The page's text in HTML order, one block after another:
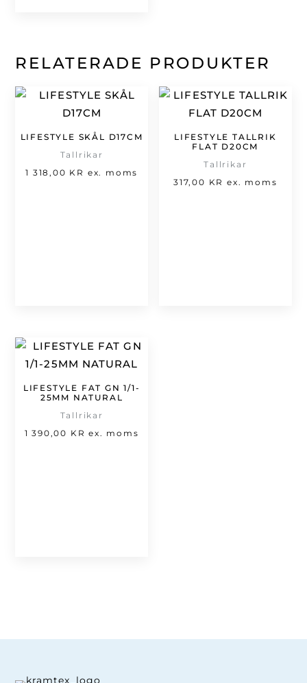
RELATERADE PRODUKTER
LIFESTYLE SKÅL D17CM
Tallrikar
1 318,00 KR ex. moms
LIFESTYLE TALLRIK
FLAT D20CM
Tallrikar
317,00 KR ex. moms
LIFESTYLE FAT GN 1/1-
25MM NATURAL
Tallrikar
1 390,00 KR ex. moms